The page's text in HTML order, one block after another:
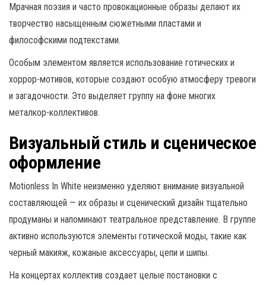
Мрачная поэзия и часто провокационные образы делают их
творчество насыщенным сюжетными пластами и
философскими подтекстами.
Особым элементом является использование готических и
хоррор-мотивов, которые создают особую атмосферу тревоги
и загадочности. Это выделяет группу на фоне многих
металкор-коллективов.
Визуальный стиль и сценическое
оформление
Motionless In White неизменно уделяют внимание визуальной
составляющей — их образы и сценический дизайн тщательно
продуманы и напоминают театральное представление. В группе
активно используются элементы готической моды, такие как
черный макияж, кожаные аксессуары, цепи и шипы.
На концертах коллектив создает целые постановки с